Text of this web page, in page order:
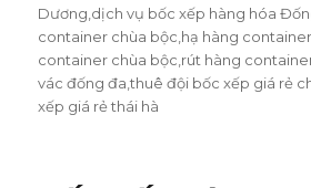
Dương dịch vụ bốc xếp hàng hóa
container chùa bộc hạ hàng
container chùa bộc rút hàng
vác đống đa ,thuê đội bốc xếp giá rẻ
xếp giá rẻ thái hà